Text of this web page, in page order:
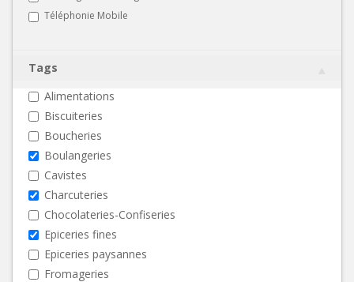
Téléphonie Mobile
Tags
Alimentations
Biscuiteries
Boucheries
Boulangeries
Cavistes
Charcuteries
Chocolateries-Confiseries
Epiceries fines
Epiceries paysannes
Fromageries